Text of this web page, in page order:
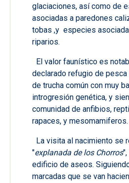
glaciaciones, así como de
asociadas a paredones
tobas ,y especies
riparios.
El valor faunístico es
declarado refugio de
de trucha común con muy
introgresión genética, y
comunidad de anfibios,
rapaces, y mesomamiferos.
La visita al nacimiento se
"explanada de los Chorros
edificio de aseos.
marcadas que se van